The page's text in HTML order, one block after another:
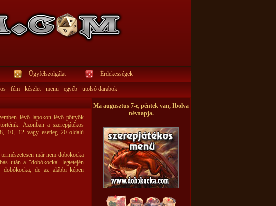
Ügyfélszolgálat Érdekességek
fém készlet menü egyéb utolsó darabok
lévő lapokon lévő pöttyök
Azonban a szerepjátékos
10, 12 vagy esetleg 20 oldalú
már nem dobókocka
után a "dobókocka" legtetején
de az alábbi képen
Ma augusztus 7-e, péntek van, Ibolya
névnapja.